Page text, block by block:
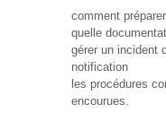
comment
quelle
gérer un incident
notification
les procédures
encourues.